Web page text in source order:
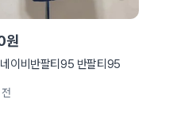
원
이비반팔티95 반팔티95